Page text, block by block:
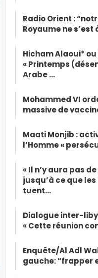
Radio Orient :
Royaume ne
Hicham Alaoui*
« Printemps
Arabe …
Mohammed VI
massive de
Maati Monjib :
l’Homme «
« Il n’y aura pas
jusqu’à ce que
tuent…
Dialogue inter-
« Cette réunion
Enquête/Al Adl
gauche: “frapper